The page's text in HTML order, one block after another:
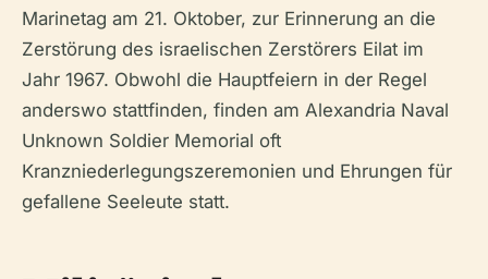
Marinetag am 21. Oktober, zur Erinnerung an die
Zerstörung des israelischen Zerstörers Eilat im
Jahr 1967. Obwohl die Hauptfeiern in der Regel
anderswo stattfinden, finden am Alexandria Naval
Unknown Soldier Memorial oft
Kranzniederlegungszeremonien und Ehrungen für
gefallene Seeleute statt.